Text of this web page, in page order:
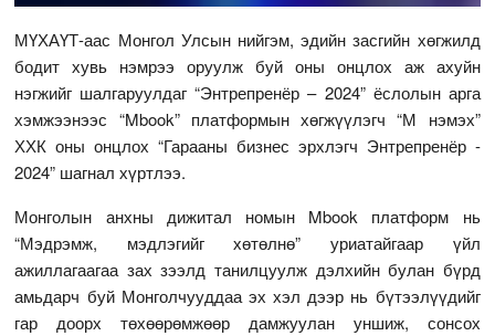
МҮХАҮТ-аас Монгол Улсын нийгэм, эдийн засгийн хөгжилд
бодит хувь нэмрээ оруулж буй оны онцлох аж ахуйн
нэгжийг шалгаруулдаг “Энтрепренёр – 2024” ёслолын арга
хэмжээнээс “Mbook” платформын хөгжүүлэгч “М нэмэх”
ХХК оны онцлох “Гарааны бизнес эрхлэгч Энтрепренёр -
2024” шагнал хүртлээ.
Монголын анхны дижитал номын Mbook платформ нь
“Мэдрэмж, мэдлэгийг хөтөлнө” уриатайгаар үйл
ажиллагаагаа зах зээлд танилцуулж дэлхийн булан бүрд
амьдарч буй Монголчууддаа эх хэл дээр нь бүтээлүүдийг
гар доорх төхөөрөмжөөр дамжуулан уншиж, сонсох